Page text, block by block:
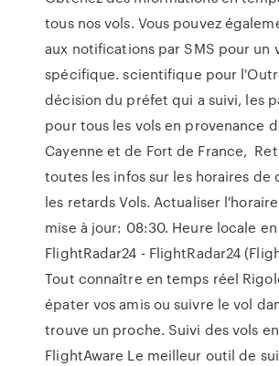
tous nos vols. Vous pouvez
aux notifications par SMS pour un
spécifique. scientifique pour
décision du préfet qui a suivi, les
pour tous les vols en provenance
Cayenne et de Fort de France,
toutes les infos sur les horaires de
les retards Vols. Actualiser
mise à jour: 08:30. Heure locale
FlightRadar24 - FlightRadar24
Tout connaître en temps réel
épater vos amis ou suivre le vol
trouve un proche. Suivi des vols
FlightAware Le meilleur outil de